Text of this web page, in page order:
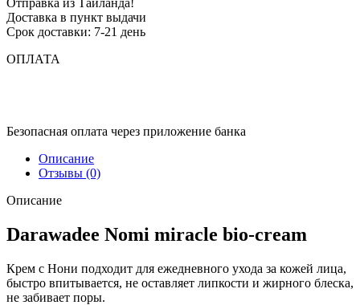
Доставка в пункт выдачи
Срок доставки: 7-21 день
ОПЛАТА
Безопасная оплата через приложение банка
Описание
Отзывы (0)
Описание
Darawadee Nomi miracle bio-cream
Крем с Нони подходит для ежедневного ухода за кожей лица,
быстро впитывается, не оставляет липкости и жирного блеска,
не забивает поры.